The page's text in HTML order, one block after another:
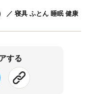
／ 寝具 ふとん 睡眠 健康
する